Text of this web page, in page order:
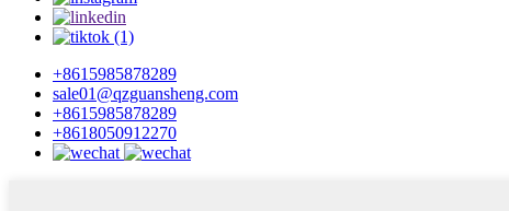
+8615985878289
sale01@qzguansheng.com
+8615985878289
+8618050912270